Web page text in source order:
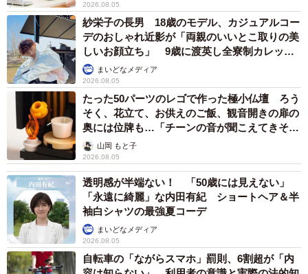
2026.08.05
紗栄子の長男 18歳のモデル、カジュアルコー
デのおしゃれ近影が「両親のいいとこ取りの美
しいお顔立ち」 9歳に渡英し全寮制カレッジ
で学ぶまいどなメディア
2026.08.05
たった50パーツのレゴで作った極小仏壇 ろう
そく、花立て、お供えのご飯、観音開きの扉の
奥には位牌も…「チーンの音が聞こえてきそ
う」山岡 もと子
2026.08.05
透明感が半端ない！ 「50歳には見えない」
「永遠に綺麗」な内田有紀 ショートヘア＆半
袖白シャツの最強夏コーデ
まいどなメディア
2026.08.05
自転車の「ながらスマホ」罰則、6割超が「内